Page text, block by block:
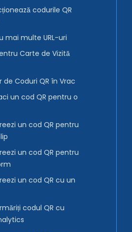
codurile QR
mai multe URL-uri
Carte de Vizită
de Coduri QR în Vrac
un cod QR pentru o
un cod QR pentru
un cod QR pentru
un cod QR cu un
codul QR cu